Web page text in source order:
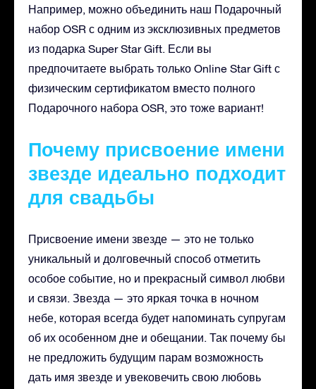
Например, можно объединить наш Подарочный
набор OSR с одним из эксклюзивных предметов
из подарка Super Star Gift. Если вы
предпочитаете выбрать только Online Star Gift с
физическим сертификатом вместо полного
Подарочного набора OSR, это тоже вариант!
Почему присвоение имени
звезде идеально подходит
для свадьбы
Присвоение имени звезде — это не только
уникальный и долговечный способ отметить
особое событие, но и прекрасный символ любви
и связи. Звезда — это яркая точка в ночном
небе, которая всегда будет напоминать супругам
об их особенном дне и обещании. Так почему бы
не предложить будущим парам возможность
дать имя звезде и увековечить свою любовь